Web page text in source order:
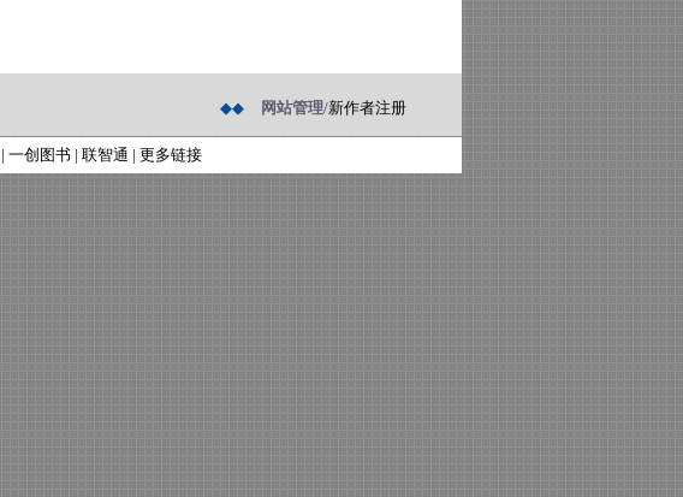
◆◆ 网站管理/新作者注册
| 一创图书 | 联智通 | 更多链接